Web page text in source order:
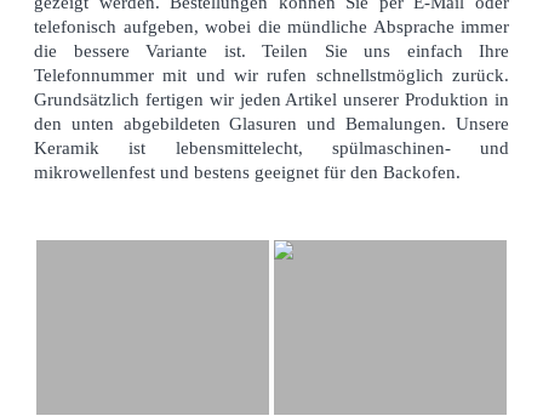
telefonisch aufgeben, wobei die mündliche Absprache immer
die bessere Variante ist. Teilen Sie uns einfach Ihre
Telefonnummer mit und wir rufen schnellstmöglich zurück.
Grundsätzlich fertigen wir jeden Artikel unserer Produktion in
den unten abgebildeten Glasuren und Bemalungen. Unsere
Keramik ist lebensmittelecht, spülmaschinen- und
mikrowellenfest und bestens geeignet für den Backofen.